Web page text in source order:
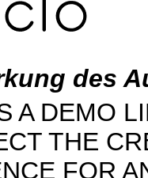
des
A DEMO
THE
FOR